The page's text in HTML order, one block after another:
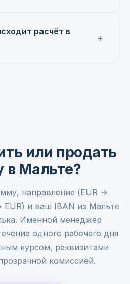
расчёт в
или продать
в Мальте?
направление (EUR →
EUR) и ваш IBAN из Мальте
Именной менеджер
одного рабочего дня
курсом, реквизитами
комиссией.